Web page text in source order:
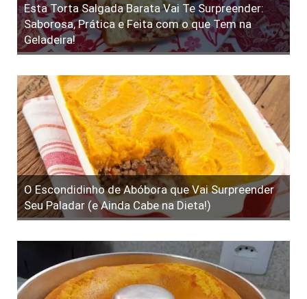
Esta Torta Salgada Barata Vai Te Surpreender:
Saborosa, Prática e Feita com o que Tem na
Geladeira!
O Escondidinho de Abóbora que Vai Surpreender
Seu Paladar (e Ainda Cabe na Dieta!)